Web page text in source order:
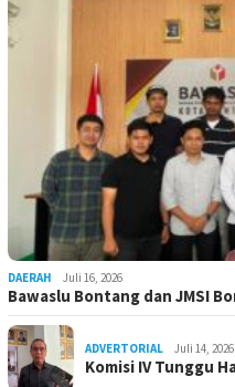
DAERAH Juli 16, 2026
Bawaslu Bontang dan JMSI
ADVERTORIAL Juli 14, 2026
Komisi IV Tunggu